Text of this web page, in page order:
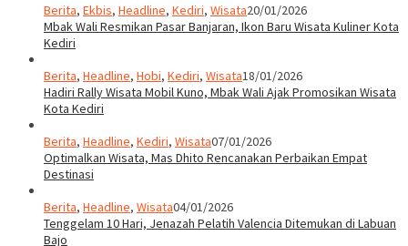
Berita, Ekbis, Headline, Kediri, Wisata20/01/2026
Mbak Wali Resmikan Pasar Banjaran, Ikon Baru Wisata Kuliner Kota
Kediri
Berita, Headline, Hobi, Kediri, Wisata18/01/2026
Hadiri Rally Wisata Mobil Kuno, Mbak Wali Ajak Promosikan Wisata
Kota Kediri
Berita, Headline, Kediri, Wisata07/01/2026
Optimalkan Wisata, Mas Dhito Rencanakan Perbaikan Empat
Destinasi
Berita, Headline, Wisata04/01/2026
Tenggelam 10 Hari, Jenazah Pelatih Valencia Ditemukan di Labuan
Bajo